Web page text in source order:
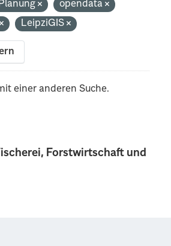
Forstwirtschaft und
Planung
opendata
LeipziGIS
einer anderen Suche.